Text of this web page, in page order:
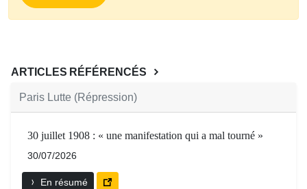
ARTICLES RÉFÉRENCÉS
Paris Lutte (Répression)
30 juillet 1908 : « une manifestation qui a mal tourné »
30/07/2026
En résumé